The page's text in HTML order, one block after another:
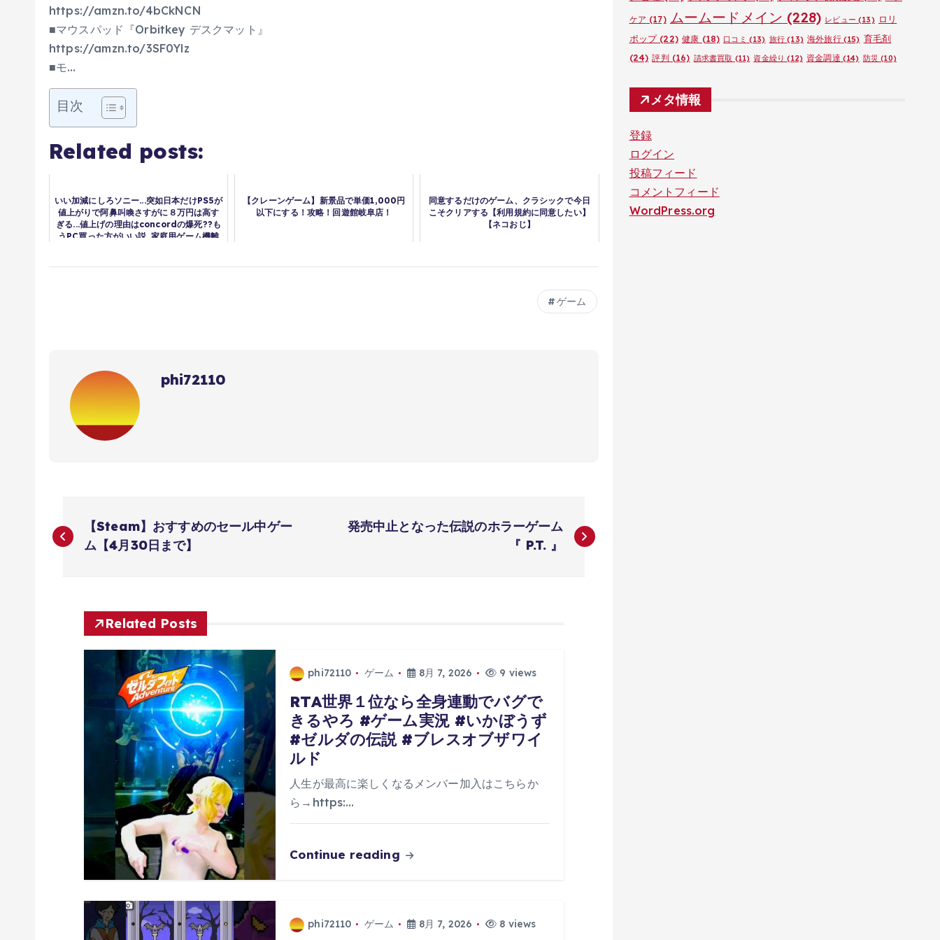
https://amzn.to/4bCkNCN
■マウスパッド『Orbitkey デスクマット』
https://amzn.to/3SF0Ylz
■モ…
目次
Related posts:
いい加減にしろソニー...突如日本だけPS5が
値上がりで阿鼻叫喚さすがに８万円は高す
ぎる...値上げの理由はconcordの爆死??も
うPC買った方がいい説..家庭用ゲーム機離
【クレーンゲーム】新景品で単価1,000円
以下にする！攻略！回遊館岐阜店！
同意するだけのゲーム、クラシックで今日
こそクリアする【利用規約に同意したい】
【ネコおじ】
ゲーム
phi72110
投
稿
【Steam】おすすめのセール中ゲー
ム【4月30日まで】
発売中止となった伝説のホラーゲーム
『 P.T. 』
Related Posts
phi72110 ゲーム 8月 7, 2026 9 views
RTA世界１位なら全身連動でバグで
きるやろ #ゲーム実況 #いかぼうず
#ゼルダの伝説 #ブレスオブザワイ
ルド
人生が最高に楽しくなるメンバー加入はこちらか
ら→https:…
Continue reading
phi72110 ゲーム 8月 7, 2026 8 views
ケア (17) ムームードメイン (228) レビュー (13) ロリ
ポップ(22) 健康 (18) 口コミ (13) 旅行 (13) 海外旅行(15) 育毛剤
(24) 評判 (16) 請求書買取 (11) 資金繰り (12) 資金調達 (14) 防災 (10)
メタ情報
登録
ログイン
投稿フィード
コメントフィード
WordPress.org